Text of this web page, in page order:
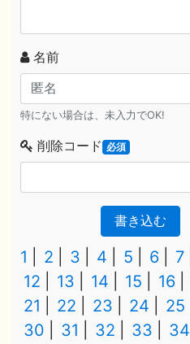
名前
特にない場合は、未入力でOK!
削除コード 必須
書き込む
1 2 3 4 5 6 7
12
13 14 15 16
21
22 23 24 25
30
31 32 33 34